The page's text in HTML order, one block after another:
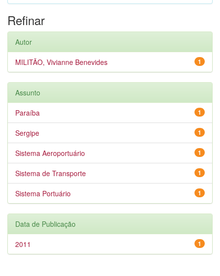
Refinar
Autor
1
MILITÃO, Vivianne Benevides
Assunto
1
Paraíba
1
Sergipe
1
Sistema Aeroportuário
1
Sistema de Transporte
1
Sistema Portuário
Data de Publicação
1
2011